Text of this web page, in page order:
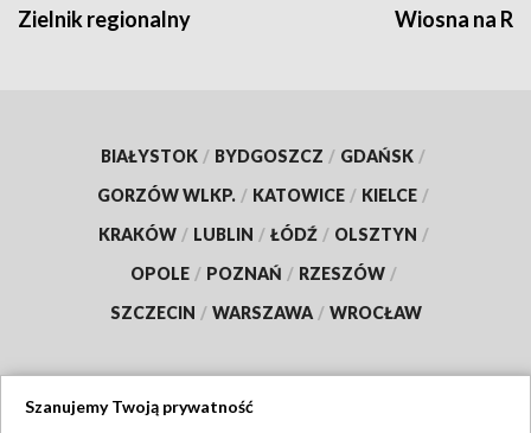
Zielnik regionalny Wiosna na
BIAŁYSTOK / BYDGOSZCZ / GDAŃSK /
GORZÓW WLKP. / KATOWICE / KIELCE /
KRAKÓW / LUBLIN / ŁÓDŹ / OLSZTYN /
OPOLE / POZNAŃ / RZESZÓW /
SZCZECIN / WARSZAWA / WROCŁAW
Szanujemy Twoją prywatność